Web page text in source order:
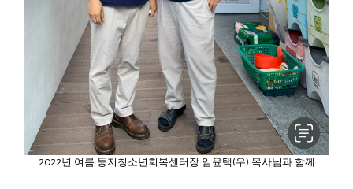
2022년 여름 둥지청소년회복센터장 임윤택(우) 목사님과 함께